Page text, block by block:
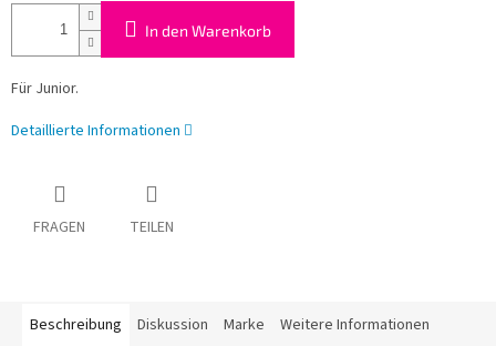
In den Warenkorb
Für Junior.
Detaillierte Informationen
FRAGEN TEILEN
Beschreibung Diskussion Marke Weitere Informationen